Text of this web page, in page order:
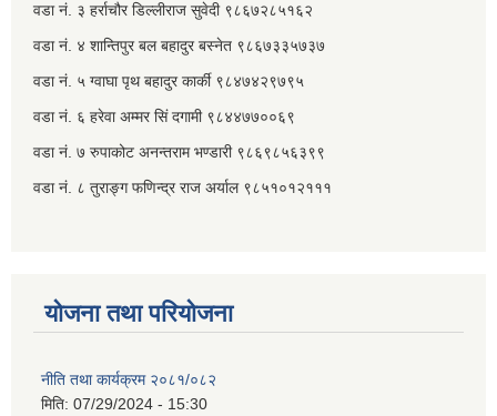
वडा नं. ३ हर्राचौर डिल्लीराज सुवेदी ९८६७२८५१६२
वडा नं. ४ शान्तिपुर बल बहादुर बस्नेत​ ९८६७३३५७३७
वडा नं. ५ ग्वाघा पृथ बहादुर कार्की ९८४७४२९७९५
वडा नं. ६ हरेवा अम्मर सिं दगामी​ ९८४४७७००६९
वडा नं. ७ ‌‍रुपाकोट अनन्तराम भण्डारी ९८६९८५६३९९
वडा नं. ८ तुराङ्ग फणिन्द्र राज अर्याल ९८५१०१२१११
योजना तथा परियोजना
नीति तथा कार्यक्रम २०८१/०८२
मिति: 07/29/2024 - 15:30